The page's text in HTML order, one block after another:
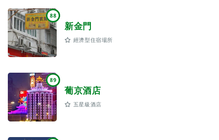
88
新金門
經濟型住宿場所
89
葡京酒店
五星級酒店